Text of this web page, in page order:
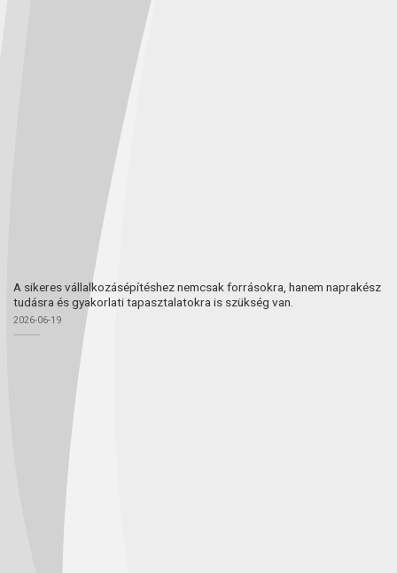
A sikeres vállalkozásépítéshez nemcsak forrásokra, hanem naprakész
tudásra és gyakorlati tapasztalatokra is szükség van.
2026-06-19